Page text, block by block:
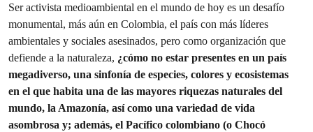
Ser activista medioambiental en el mundo de hoy es un desafío
monumental, más aún en Colombia, el país con más líderes
ambientales y sociales asesinados, pero como organización que
defiende a la naturaleza, ¿cómo no estar presentes en un país
megadiverso, una sinfonía de especies, colores y ecosistemas
en el que habita una de las mayores riquezas naturales del
mundo, la Amazonía, así como una variedad de vida
asombrosa y; además, el Pacífico colombiano (o Chocó